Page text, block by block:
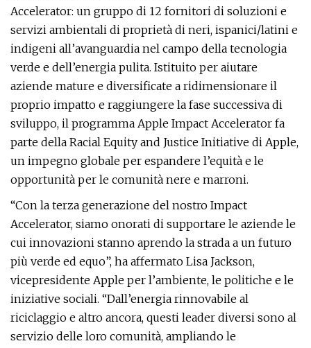
Accelerator: un gruppo di 12 fornitori di soluzioni e
servizi ambientali di proprietà di neri, ispanici/latini e
indigeni all’avanguardia nel campo della tecnologia
verde e dell’energia pulita. Istituito per aiutare
aziende mature e diversificate a ridimensionare il
proprio impatto e raggiungere la fase successiva di
sviluppo, il programma Apple Impact Accelerator fa
parte della Racial Equity and Justice Initiative di Apple,
un impegno globale per espandere l’equità e le
opportunità per le comunità nere e marroni.
“Con la terza generazione del nostro Impact
Accelerator, siamo onorati di supportare le aziende le
cui innovazioni stanno aprendo la strada a un futuro
più verde ed equo”, ha affermato Lisa Jackson,
vicepresidente Apple per l’ambiente, le politiche e le
iniziative sociali. “Dall’energia rinnovabile al
riciclaggio e altro ancora, questi leader diversi sono al
servizio delle loro comunità, ampliando le